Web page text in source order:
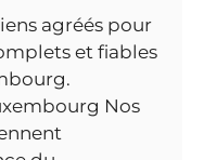
agréés pour
et fiables
Nos